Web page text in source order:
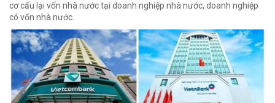
cơ cấu lại vốn nhà nước tại doanh nghiệp nhà nước, doanh nghiệp
có vốn nhà nước.